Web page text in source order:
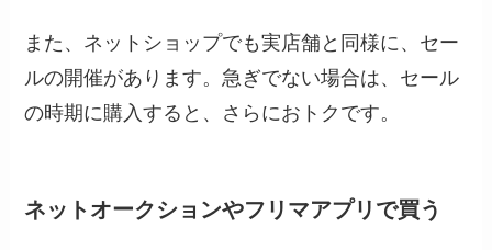
また、ネットショップでも実店舗と同様に、セー
ルの開催があります。急ぎでない場合は、セール
の時期に購入すると、さらにおトクです。
ネットオークションやフリマアプリで買う